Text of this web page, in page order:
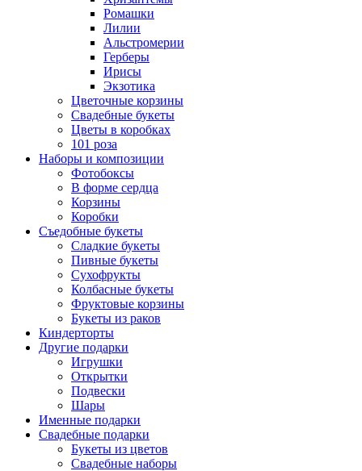
Ромашки
Лилии
Альстромерии
Герберы
Ириcы
Экзотика
Цветочные корзины
Свадебные букеты
Цветы в коробках
101 роза
Наборы и композиции
Фотобоксы
В форме сердца
Корзины
Коробки
Съедобные букеты
Сладкие букеты
Пивные букеты
Сухофрукты
Колбасные букеты
Фруктовые корзины
Букеты из раков
Киндерторты
Другие подарки
Игрушки
Открытки
Подвески
Шары
Именные подарки
Свадебные подарки
Букеты из цветов
Свадебные наборы